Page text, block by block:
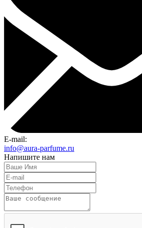
E-mail:
info@aura-parfume.ru
Напишите нам